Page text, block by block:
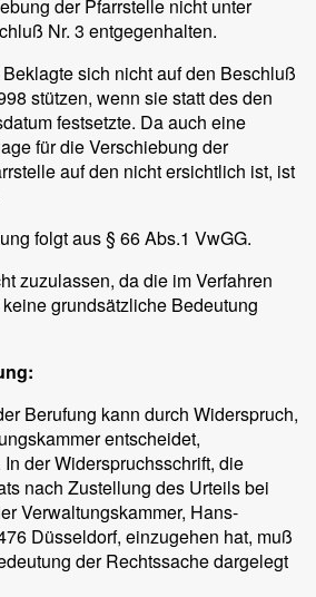
der Pfarrstelle nicht unter
Nr. 3 entgegenhalten.
sich nicht auf den Beschluß
stützen, wenn sie statt des den
festsetzte. Da auch eine
für die Verschiebung der
auf den nicht ersichtlich ist, ist
folgt aus § 66 Abs.1 VwGG.
zuzulassen, da die im Verfahren
grundsätzliche Bedeutung
Berufung kann durch Widerspruch,
entscheidet,
der Widerspruchsschrift, die
nach Zustellung des Urteils bei
Verwaltungskammer, Hans-
Düsseldorf, einzugehen hat, muß
der Rechtssache dargelegt